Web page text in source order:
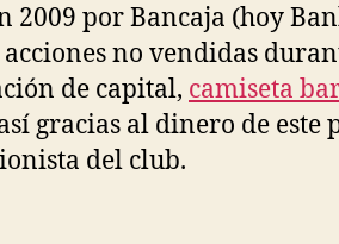
2009 por Bancaja (hoy
no vendidas
de capital, camiseta
gracias al dinero de este
del club.